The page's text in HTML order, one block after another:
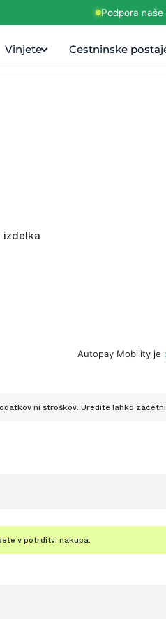
Podpora
Vinjete Cestninske
izdelka
Autopay Mobility je
ni stroškov. Uredite lahko
v potrditvi nakupa.